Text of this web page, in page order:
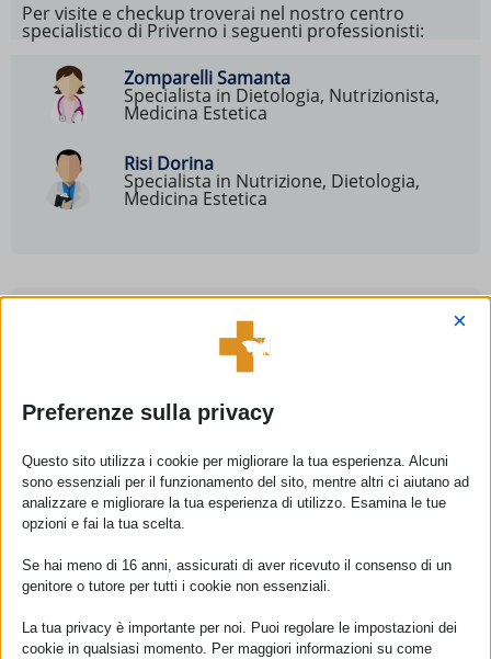
Per visite e checkup troverai nel nostro centro
specialistico di Priverno i seguenti professionisti:
Zomparelli Samanta
Specialista in Dietologia, Nutrizionista,
Medicina Estetica
Risi Dorina
Specialista in Nutrizione, Dietologia,
Medicina Estetica
Come si può prenotare una visita?
La prenotazione di una visita specialistica e/o
essere effettuata nelle seguenti modalità:
0773404549
Tramite messaggio su Whats’app al
numero:
3349933395
Tramite email all’indirizzo di posta:
info@fisiomedpriverno.it
Contatti
. Successivamente verrete ricontattati per
Preferenze sulla privacy
×
Questo sito utilizza i cookie per migliorare la tua esperienza. Alcuni
sono essenziali per il funzionamento del sito, mentre altri ci aiutano ad
analizzare e migliorare la tua esperienza di utilizzo. Esamina le tue
opzioni e fai la tua scelta.
Se hai meno di 16 anni, assicurati di aver ricevuto il consenso di un
genitore o tutore per tutti i cookie non essenziali.
La tua privacy è importante per noi. Puoi regolare le impostazioni dei
cookie in qualsiasi momento. Per maggiori informazioni su come